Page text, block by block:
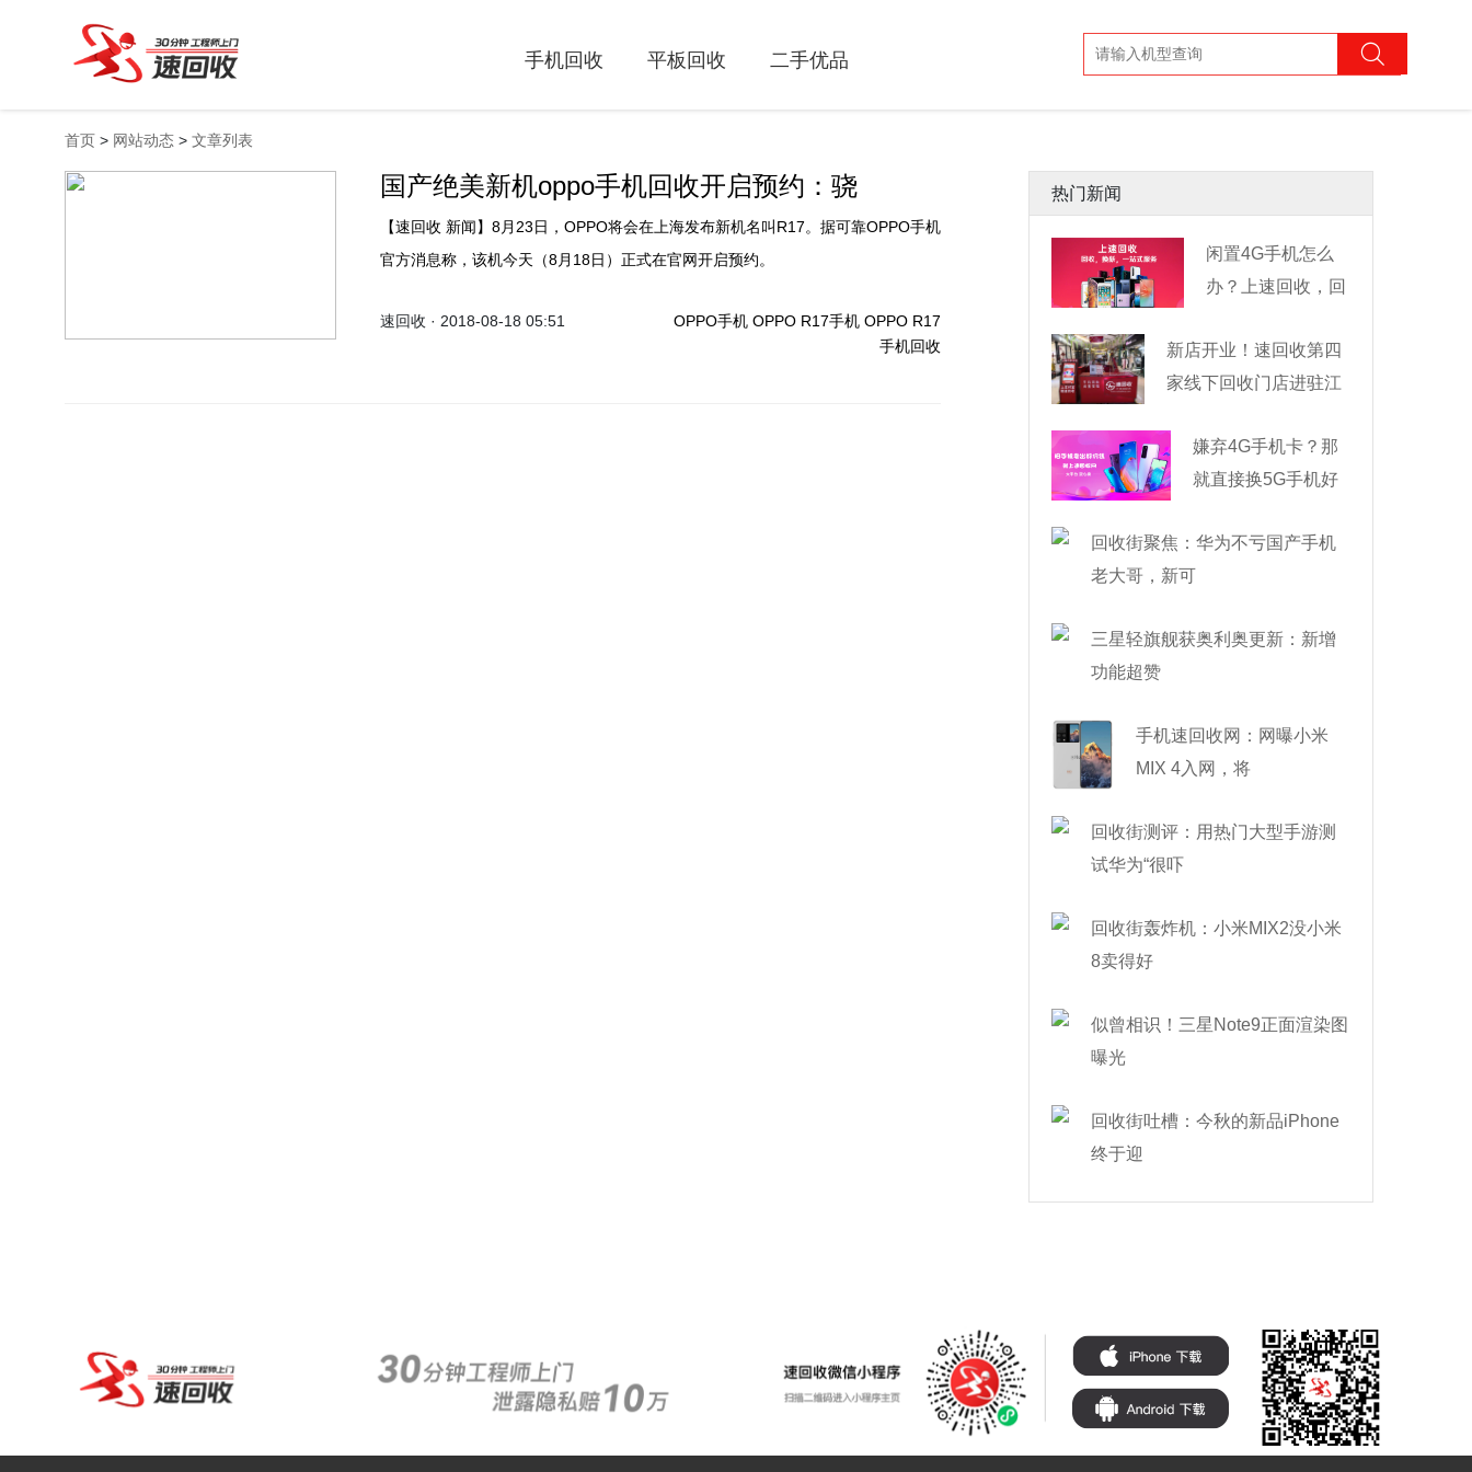
手机回收 平板回收 二手优品
首页 > 网站动态 > 文章列表
国产绝美新机oppo手机回收开启预约：骁
【速回收 新闻】8月23日，OPPO将会在上海发布新机名叫R17。据可靠OPPO手机
官方消息称，该机今天（8月18日）正式在官网开启预约。
速回收 · 2018-08-18 05:51 OPPO手机 OPPO R17手机 OPPO R17
手机回收
热门新闻
闲置4G手机怎么
办？上速回收，回
新店开业！速回收第四
家线下回收门店进驻江
嫌弃4G手机卡？那
就直接换5G手机好
回收街聚焦：华为不亏国产手机
老大哥，新可
三星轻旗舰获奥利奥更新：新增
功能超赞
手机速回收网：网曝小米
MIX 4入网，将
回收街测评：用热门大型手游测
试华为“很吓
回收街轰炸机：小米MIX2没小米
8卖得好
似曾相识！三星Note9正面渲染图
曝光
回收街吐槽：今秋的新品iPhone
终于迎